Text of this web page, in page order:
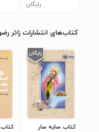
رایگان
کتاب‌های انتشارات زائر
کتاب سایه سار